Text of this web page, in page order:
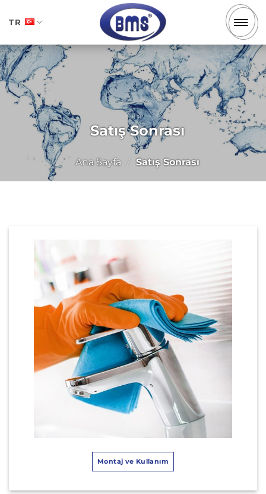
atla
TR
Satış Sonrası
Ana Sayfa / Satış Sonrası
Montaj ve Kullanım